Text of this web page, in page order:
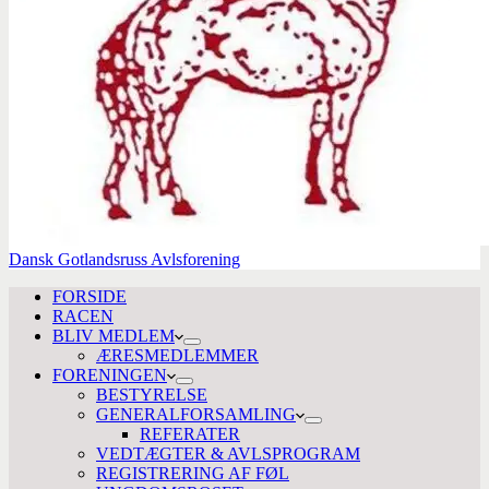
Dansk Gotlandsruss Avlsforening
FORSIDE
RACEN
BLIV MEDLEM
ÆRESMEDLEMMER
FORENINGEN
BESTYRELSE
GENERALFORSAMLING
REFERATER
VEDTÆGTER & AVLSPROGRAM
REGISTRERING AF FØL